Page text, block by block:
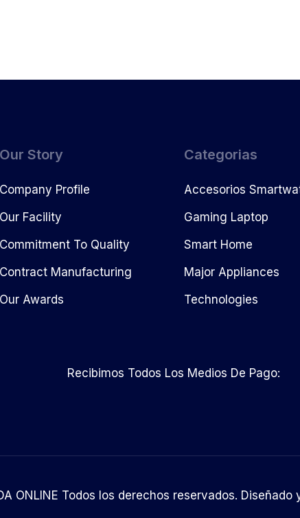
Our Story
Company Profile
Our Facility
Commitment To Quality
Contract Manufacturing
Our Awards
Categorias
Accesorios
Gaming Laptop
Smart Home
Major Appliances
Technologies
Recibimos Todos Los Medios De Pago:
ONLINE Todos los derechos reservados. Diseñado